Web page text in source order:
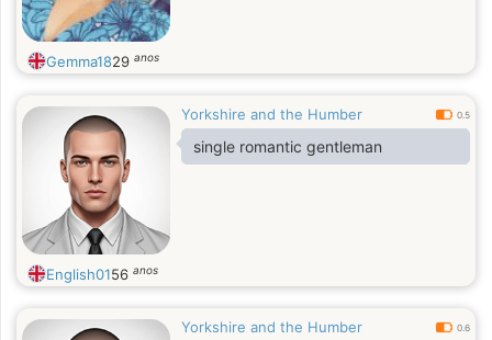
Gemma1829 anos
Yorkshire and the Humber 0.5
single romantic gentleman
English0156 anos
Yorkshire and the Humber 0.6